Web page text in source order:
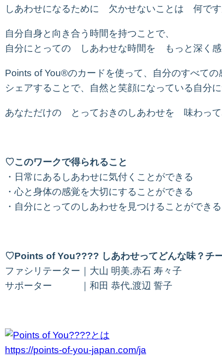
しあわせになるために 欠かせないことは 何で
自分自身と向き合う時間を持つことで、
自分にとっての しあわせな時間を もっと深く感
Points of You®のカードを使って、自分のすべての
シェアすることで、自然と笑顔になっている自分
あなただけの とっておきのしあわせを 味わって
♡このワークで得られること
・日常にあるしあわせに気付くことができる
・心と身体の感覚を大切にすることができる
・自分にとってのしあわせを見つけることができる
♡Points of You???? しあわせってどんな味？チ
ファシリテーター｜大山 明美,赤石 寿々子
サポーター ｜和田 恭代,渡辺 誓子
https://points-of-you-japan.com/ja